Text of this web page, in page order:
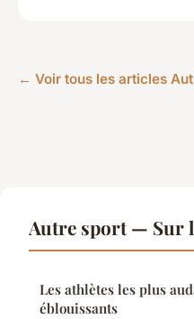
← Voir tous les articles
Autre sport — Sur
Les athlètes les plus
éblouissants